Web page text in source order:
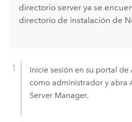
directorio server ya se
directorio de instalación de
Inicie sesión en su portal de
como administrador y abra
ServerManager.